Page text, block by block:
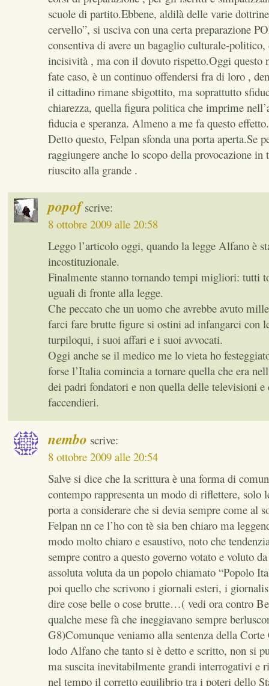
scuole di partito.Ebbene, aldilà delle varie
cervello”, si usciva con una certa preparazione
consentiva di avere un bagaglio culturale-
incisività , ma con il dovuto rispetto.Oggi questo
fate caso, è un continuo offendersi fra di loro ,
il cittadino rimane sbigottito, ma soprattutto
chiarezza, quella figura politica che imprime
fiducia e speranza. Almeno a me fa questo effetto.
Detto questo, Felpan sfonda una porta aperta.Se
raggiungere anche lo scopo della provocazione in
riuscito alla grande .
popof scrive:
8 ottobre 2009 alle 20:58
Leggo l’articolo oggi, quando la legge Alfano è
incostituzionale.
Finalmente stanno tornando tempi migliori: tutti
uguali di fronte alla legge.
Che peccato che un uomo che avrebbe avuto
farci fare brutte figure si ostini ad infangarci con
turpiloqui, i suoi affari e i suoi avvocati.
Oggi anche se il medico me lo vieta ho
forse l’Italia comincia a tornare quella che era
dei padri fondatori e non quella delle televisioni e
faccendieri.
nembo scrive:
8 ottobre 2009 alle 20:54
Salve si dice che la scrittura è una forma di
contempo rappresenta un modo di riflettere,
porta a considerare che si devia sempre come al
Felpan nn ce l’ho con tè sia ben chiaro ma
modo molto chiaro e esaustivo, noto che
sempre contro a questo governo votato e voluto
assoluta voluta da un popolo chiamato “Popolo
poi quello che scrivono i giornali esteri, i
dire cose belle o cose brutte…( vedi ora contro
qualche mese fà che ineggiavano sempre
G8)Comunque veniamo alla sentenza della
lodo Alfano che tanto si è detto e scritto, non si
ma suscita inevitabilmente grandi interrogativi e
nel tempo il corretto equilibrio tra i poteri dello